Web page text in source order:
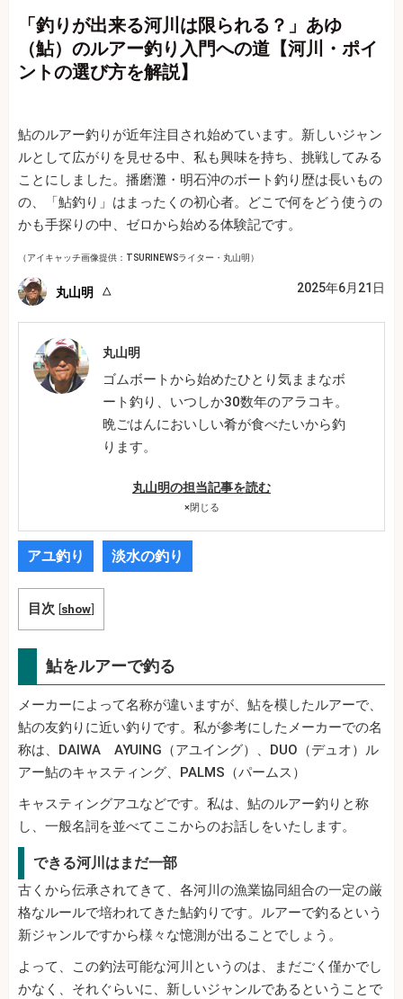
「釣りが出来る河川は限られる？」あゆ
（鮎）のルアー釣り入門への道【河川・ポイ
ントの選び方を解説】
鮎のルアー釣りが近年注目され始めています。新しいジャン
ルとして広がりを見せる中、私も興味を持ち、挑戦してみる
ことにしました。播磨灘・明石沖のボート釣り歴は長いもの
の、「鮎釣り」はまったくの初心者。どこで何をどう使うの
かも手探りの中、ゼロから始める体験記です。
（アイキャッチ画像提供：TSURINEWSライター・丸山明）
丸山明 2025年6月21日
丸山明
ゴムボートから始めたひとり気ままなボ
ート釣り、いつしか30数年のアラコキ。
晩ごはんにおいしい肴が食べたいから釣
ります。
丸山明の担当記事を読む
×閉じる
アユ釣り 淡水の釣り
目次 [show]
鮎をルアーで釣る
メーカーによって名称が違いますが、鮎を模したルアーで、
鮎の友釣りに近い釣りです。私が参考にしたメーカーでの名
称は、DAIWA AYUING（アユイング）、DUO（デュオ）ル
アー鮎のキャスティング、PALMS（パームス）
キャスティングアユなどです。私は、鮎のルアー釣りと称
し、一般名詞を並べてここからのお話しをいたします。
できる河川はまだ一部
古くから伝承されてきて、各河川の漁業協同組合の一定の厳
格なルールで培われてきた鮎釣りです。ルアーで釣るという
新ジャンルですから様々な憶測が出ることでしょう。
よって、この釣法可能な河川というのは、まだごく僅かでし
かなく、それぐらいに、新しいジャンルであるということで